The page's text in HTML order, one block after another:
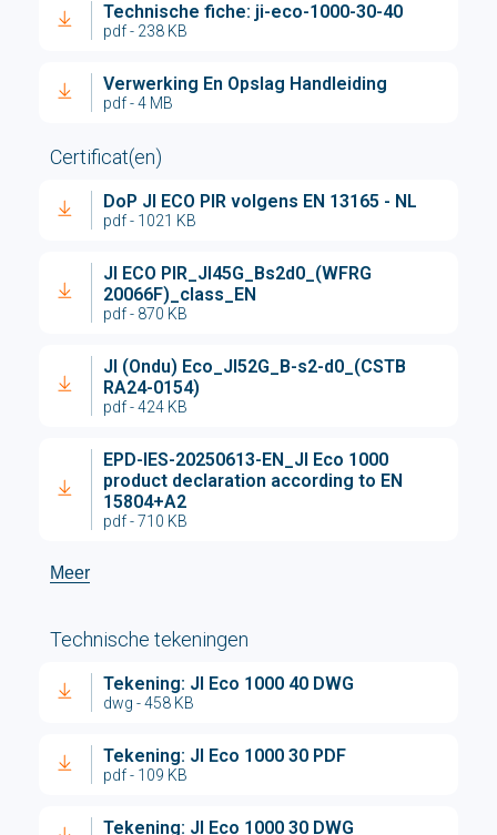
Technische fiche: ji-eco-1000-30-40
pdf - 238 KB
Verwerking En Opslag Handleiding
pdf - 4 MB
Certificat(en)
DoP JI ECO PIR volgens EN 13165 - NL
pdf - 1021 KB
JI ECO PIR_JI45G_Bs2d0_(WFRG
20066F)_class_EN
pdf - 870 KB
JI (Ondu) Eco_JI52G_B-s2-d0_(CSTB
RA24-0154)
pdf - 424 KB
EPD-IES-20250613-EN_JI Eco 1000
product declaration according to EN
15804+A2
pdf - 710 KB
Meer
Technische tekeningen
Tekening: JI Eco 1000 40 DWG
dwg - 458 KB
Tekening: JI Eco 1000 30 PDF
pdf - 109 KB
Tekening: JI Eco 1000 30 DWG